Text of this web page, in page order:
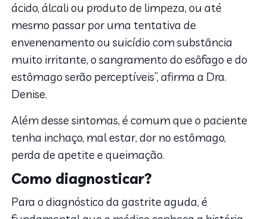
ácido, álcali ou produto de limpeza, ou até
mesmo passar por uma tentativa de
envenenamento ou suicídio com substância
muito irritante, o sangramento do esôfago e do
estômago serão perceptíveis”, afirma a Dra.
Denise.
Além desse sintomas, é comum que o paciente
tenha inchaço, mal estar, dor no estômago,
perda de apetite e queimação.
Como diagnosticar?
Para o diagnóstico da gastrite aguda, é